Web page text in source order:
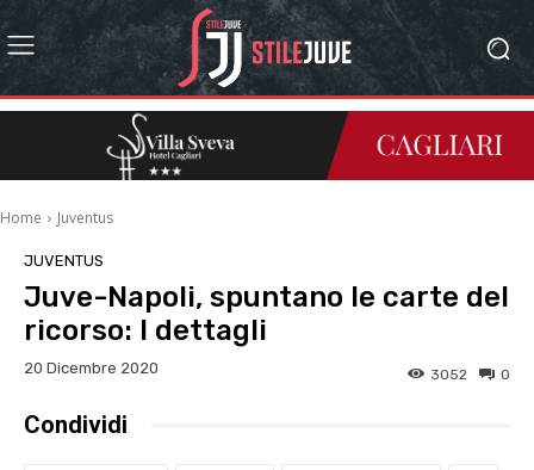
Home Juventus
JUVENTUS
Juve-Napoli, spuntano le carte del
ricorso: I dettagli
20 Dicembre 2020 0
3052
Condividi